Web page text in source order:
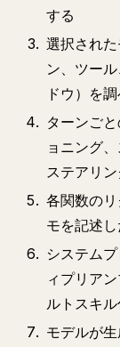
する
選択され
ン、ツー
ドウ）を
ターンご
ョニング
ステアリ
各関数の
モを記述
システム
ィプリア
ルトスキ
モデルが